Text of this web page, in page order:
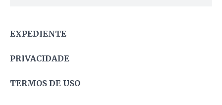
EXPEDIENTE
PRIVACIDADE
TERMOS DE USO